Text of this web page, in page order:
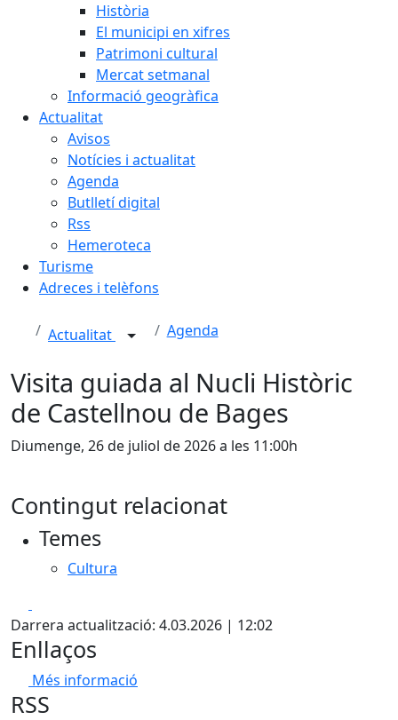
Història
El municipi en xifres
Patrimoni cultural
Mercat setmanal
Informació geogràfica
Actualitat
Avisos
Notícies i actualitat
Agenda
Butlletí digital
Rss
Hemeroteca
Turisme
Adreces i telèfons
Actualitat Agenda
Visita guiada al Nucli Històric
de Castellnou de Bages
Diumenge, 26 de juliol de 2026 a les 11:00h
Contingut relacionat
Temes
Cultura
Darrera actualització: 4.03.2026 | 12:02
Enllaços
Més informació
RSS